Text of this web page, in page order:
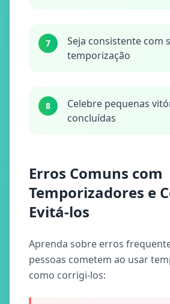
7
Seja consistente com
temporização
8
Celebre pequenas
concluídas
Erros Comuns com
Temporizadores e
Evitá-los
Aprenda sobre erros
pessoas cometem ao usar
como corrigi-los: